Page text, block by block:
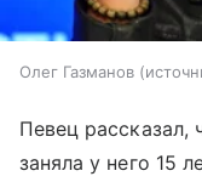
Олег Газманов
Певец рассказал,
заняла у него 15